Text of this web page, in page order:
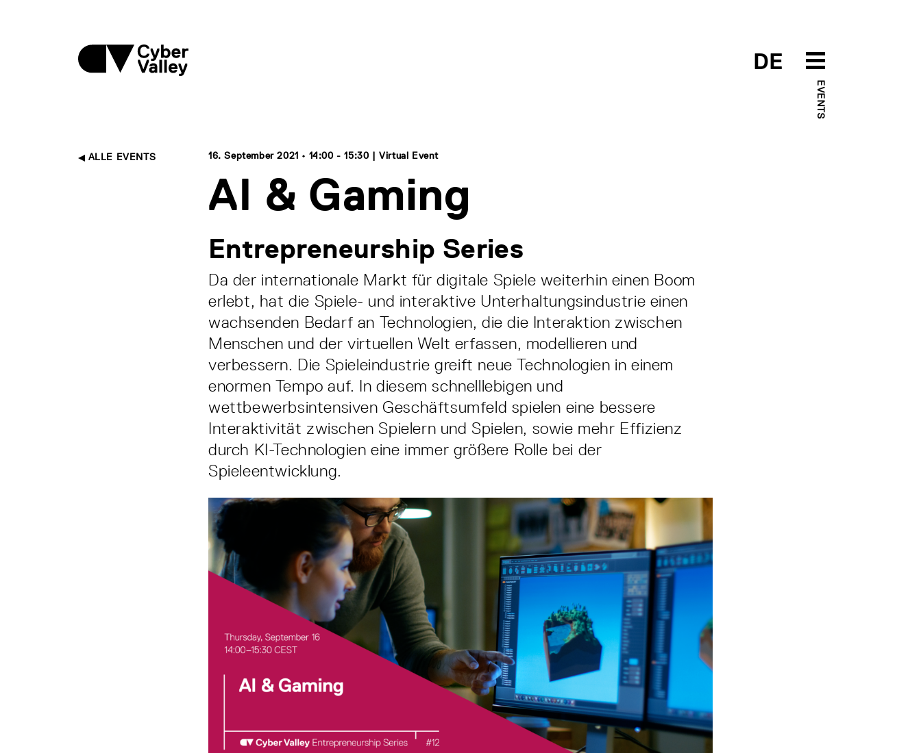
DE
EVENTS
ALLE EVENTS 16. September 2021 • 14:00 - 15:30 | Virtual Event
AI & Gaming
Entrepreneurship Series
Da der internationale Markt für digitale Spiele weiterhin einen Boom
erlebt, hat die Spiele- und interaktive Unterhaltungsindustrie einen
wachsenden Bedarf an Technologien, die die Interaktion zwischen
Menschen und der virtuellen Welt erfassen, modellieren und
verbessern. Die Spieleindustrie greift neue Technologien in einem
enormen Tempo auf. In diesem schnelllebigen und
wettbewerbsintensiven Geschäftsumfeld spielen eine bessere
Interaktivität zwischen Spielern und Spielen, sowie mehr Effizienz
durch KI-Technologien eine immer größere Rolle bei der
Spieleentwicklung.